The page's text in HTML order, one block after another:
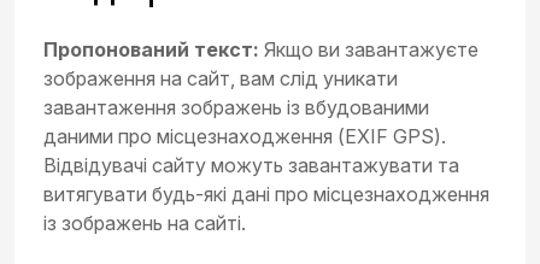
Пропонований текст: Якщо ви завантажуєте
зображення на сайт, вам слід уникати
завантаження зображень із вбудованими
даними про місцезнаходження (EXIF GPS).
Відвідувачі сайту можуть завантажувати та
витягувати будь-які дані про місцезнаходження
із зображень на сайті.